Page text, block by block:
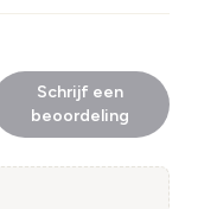
Schrijf een
beoordeling